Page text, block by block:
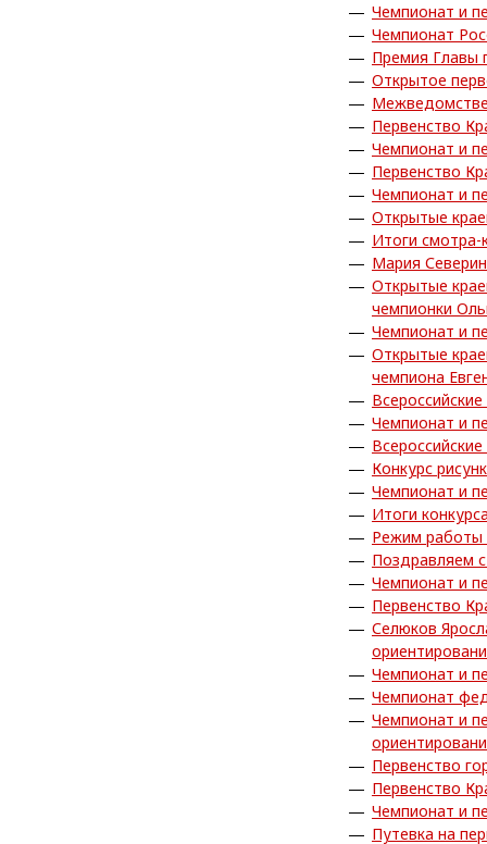
Чемпионат и
Чемпионат
Премия Главы
Открытое
Первенство
Чемпионат и
Первенство
Чемпионат и
Открытые
Итоги смотра-
Мария
Открытые
чемпионки
Чемпионат и
Открытые
чемпиона
Чемпионат и
Конкурс
Чемпионат и
Итоги
Режим работы
Поздравляем
Чемпионат и
Первенство
Селюков
Чемпионат и
Чемпионат
Чемпионат и
Первенство
Первенство
Чемпионат и
Путевка на